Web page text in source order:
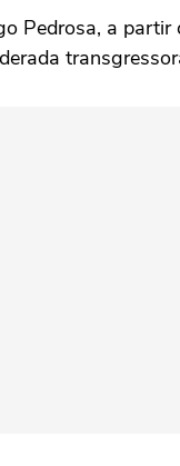
Pedrosa, a